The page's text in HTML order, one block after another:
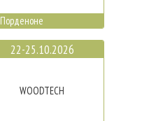
Порденоне
22-25.10.2026
WOODTECH